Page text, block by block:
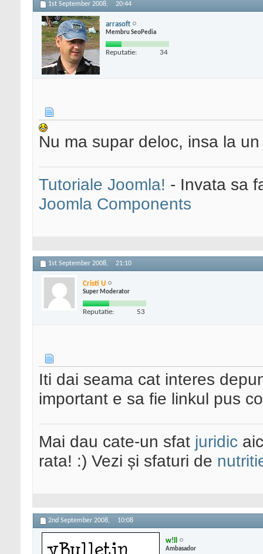
1st September 2008, 20:44
arrasoft
Membru SeoPedia
Reputatie: 34
Nu ma supar deloc, insa la
Tutoriale Joomla! - Invata sa
Joomla Components
1st September 2008, 21:10
Cristi U
Super Moderator
Reputatie: 53
Iti dai seama cat interes
important e sa fie linkul pus
Mai dau cate-un sfat juridic
rata! :) Vezi și sfaturi de
2nd September 2008, 10:08
w!ll
Ambasador